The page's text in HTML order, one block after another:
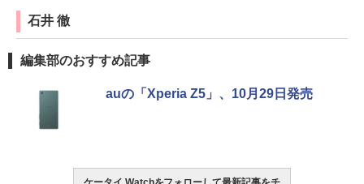
石井 徹
編集部のおすすめ記事
auの「Xperia Z5」、10月29日発売